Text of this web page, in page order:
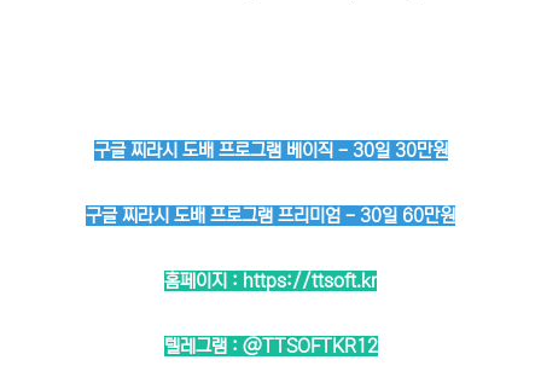
구글 찌라시 도배 프로그램 베이직 - 30일 30만원
구글 찌라시 도배 프로그램 프리미엄 - 30일 60만원
홈페이지 : https://ttsoft.kr
텔레그램 : @TTSOFTKR12